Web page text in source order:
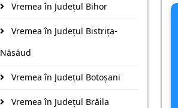
Vremea în Județul Bihor
Vremea în Județul Bistriţa-
Năsăud
Vremea în Județul Botoşani
Vremea în Județul Brăila